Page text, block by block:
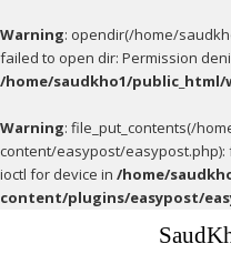
Warning: opendir(/home/
failed to open dir: Permission
/home/saudkho1/
Warning: file_put_contents(/
content/easypost/
ioctl for device in /home/
content/plugins/easypost/